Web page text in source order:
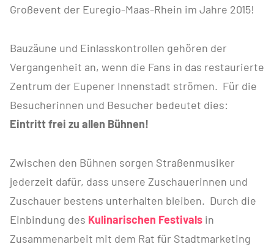
Großevent der Euregio-Maas-Rhein im Jahre 2015!
Bauzäune und Einlasskontrollen gehören der
Vergangenheit an, wenn die Fans in das restaurierte
Zentrum der Eupener Innenstadt strömen. Für die
Besucherinnen und Besucher bedeutet dies:
Eintritt frei zu allen Bühnen!
Zwischen den Bühnen sorgen Straßenmusiker
jederzeit dafür, dass unsere Zuschauerinnen und
Zuschauer bestens unterhalten bleiben. Durch die
Einbindung des Kulinarischen Festivals in
Zusammenarbeit mit dem Rat für Stadtmarketing